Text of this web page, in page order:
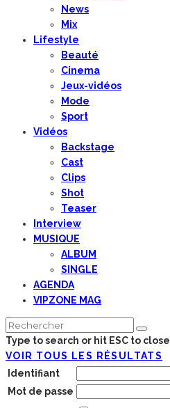
News
Mix
Lifestyle
Beauté
Cinema
Jeux-vidéos
Mode
Sport
Vidéos
Backstage
Cast
Clips
Shot
Teaser
Interview
MUSIQUE
ALBUM
SINGLE
AGENDA
VIPZONE MAG
Type to search or hit ESC to close
VOIR TOUS LES RÉSULTATS
Identifiant
Mot de passe